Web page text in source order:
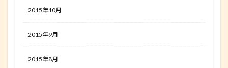
2015年10月
2015年9月
2015年8月